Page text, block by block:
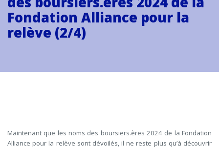
Fondation Alliance pour la
relève (2/4)
Maintenant que les noms des boursiers.ères 2024 de la Fondation
Alliance pour la relève sont dévoilés, il ne reste plus qu’à découvrir